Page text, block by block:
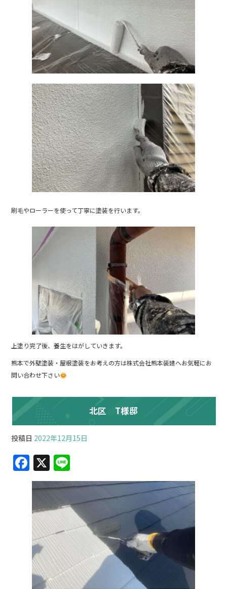
刷毛やローラーを使って丁寧に塗装を行います。
上塗り完了後、養生をはがしていきます。
熊本で外壁塗装・屋根塗装をお考えの方は株式会社熊本装建へお気軽にお
問い合わせ下さい
北区 T様邸
投稿日 2022年12月15日
F
a
c
e
b
o
o
k
X
n
e